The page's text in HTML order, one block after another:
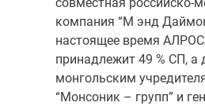
совместная российско-
компания “М энд
настоящее время
принадлежит 49 % СП, а
монгольским
“Монсоник – групп” и